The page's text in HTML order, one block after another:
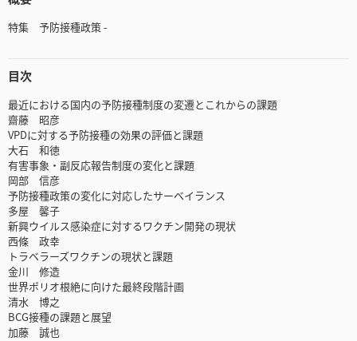
特集 予防接種政策 -
目次
最近における国内の予防接種制度の変遷とこれからの課題
齋藤 昭彦
VPDに対する予防接種の効果の評価と課題
大石 和徳
有害事象・副反応報告制度の変化と課題
岡部 信彦
予防接種政策の変化に対応したサーベイランス
多屋 馨子
新興ウイルス感染症に対するワクチン開発の現状
西條 政幸
トラベラーズワクチンの現状と課題
金川 修造
世界ポリオ根絶に向けた最終段階計画
清水 博之
BCG接種の課題と展望
加藤 誠也